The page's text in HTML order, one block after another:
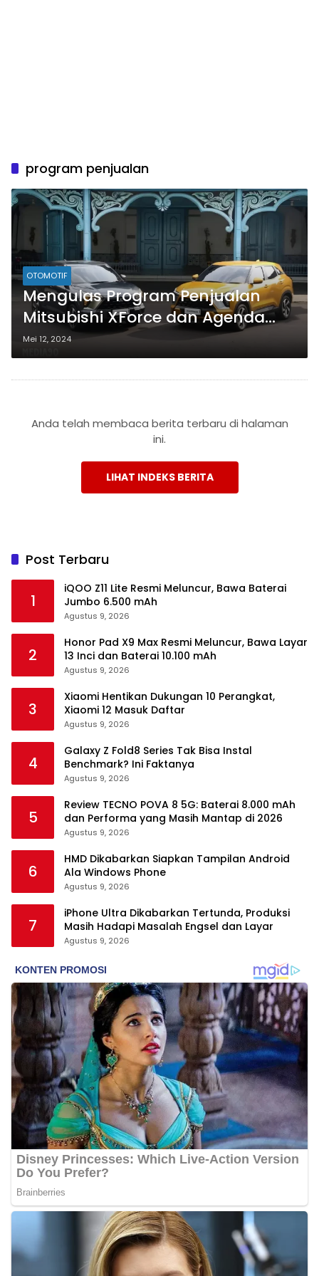
program penjualan
OTOMOTIF
Mengulas Program Penjualan
Mitsubishi XForce dan Agenda
Pameran Terkini
Mei 12, 2024
Anda telah membaca berita terbaru di halaman
ini.
LIHAT INDEKS BERITA
Post Terbaru
1
iQOO Z11 Lite Resmi Meluncur, Bawa Baterai
Jumbo 6.500 mAh
Agustus 9, 2026
2
Honor Pad X9 Max Resmi Meluncur, Bawa Layar
13 Inci dan Baterai 10.100 mAh
Agustus 9, 2026
3
Xiaomi Hentikan Dukungan 10 Perangkat,
Xiaomi 12 Masuk Daftar
Agustus 9, 2026
4
Galaxy Z Fold8 Series Tak Bisa Instal
Benchmark? Ini Faktanya
Agustus 9, 2026
5
Review TECNO POVA 8 5G: Baterai 8.000 mAh
dan Performa yang Masih Mantap di 2026
Agustus 9, 2026
6
HMD Dikabarkan Siapkan Tampilan Android
Ala Windows Phone
Agustus 9, 2026
7
iPhone Ultra Dikabarkan Tertunda, Produksi
Masih Hadapi Masalah Engsel dan Layar
Agustus 9, 2026